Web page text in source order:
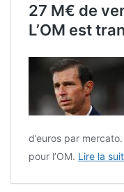
27 M€ de
L’OM est
d’euros par
pour l’OM. Lire la